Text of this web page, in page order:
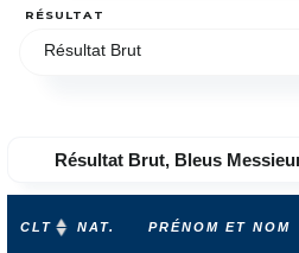
RÉSULTAT
Résultat Brut
Résultat Brut, Bleus
CLT NAT. PRÉNOM ET NOM